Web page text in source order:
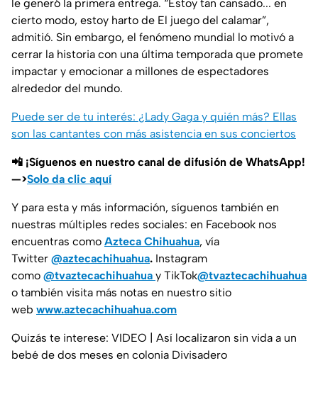
le generó la primera entrega. “Estoy tan cansado... en
cierto modo, estoy harto de El juego del calamar”,
admitió. Sin embargo, el fenómeno mundial lo motivó a
cerrar la historia con una última temporada que promete
impactar y emocionar a millones de espectadores
alrededor del mundo.
Puede ser de tu interés: ¿Lady Gaga y quién más? Ellas
son las cantantes con más asistencia en sus conciertos
📲 ¡Síguenos en nuestro canal de difusión de WhatsApp!
—>Solo da clic aquí
Y para esta y más información, síguenos también en
nuestras múltiples redes sociales: en Facebook nos
encuentras como Azteca Chihuahua, vía
Twitter @aztecachihuahua. Instagram
como @tvaztecachihuahua y TikTok@tvaztecachihuahua
o también visita más notas en nuestro sitio
web www.aztecachihuahua.com
Quizás te interese: VIDEO | Así localizaron sin vida a un
bebé de dos meses en colonia Divisadero